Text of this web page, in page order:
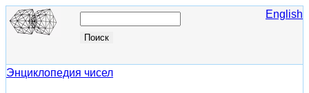
English
Энциклопедия чисел